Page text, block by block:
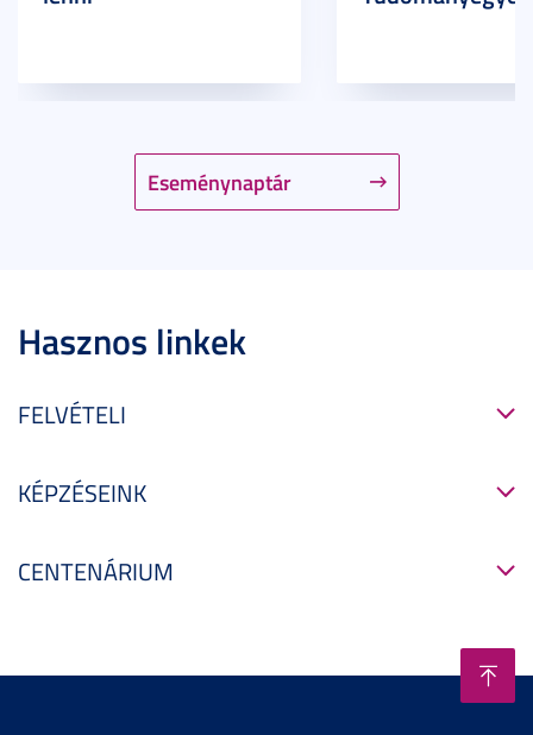
Eseménynaptár
Hasznos linkek
FELVÉTELI
KÉPZÉSEINK
CENTENÁRIUM